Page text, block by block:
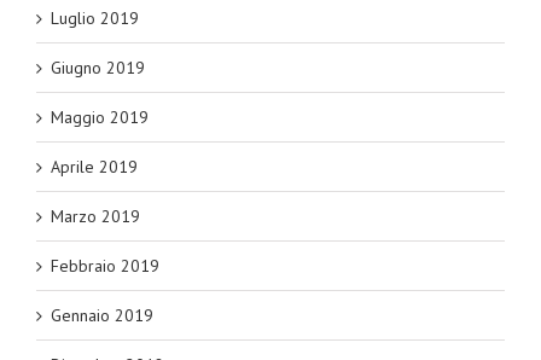
Luglio 2019
Giugno 2019
Maggio 2019
Aprile 2019
Marzo 2019
Febbraio 2019
Gennaio 2019